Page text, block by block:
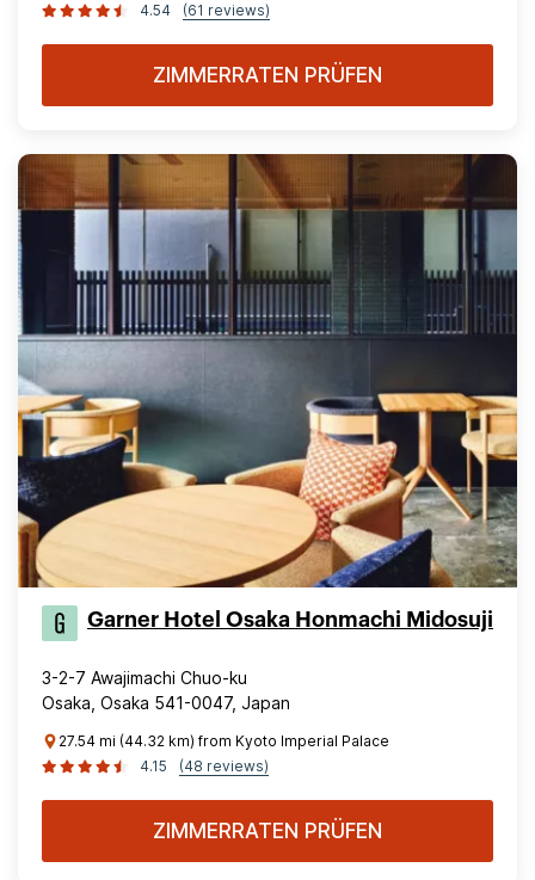
4.54
(61 reviews)
ZIMMERRATEN PRÜFEN
Garner Hotel Osaka Honmachi Midosuji
3-2-7 Awajimachi Chuo-ku
Osaka, Osaka 541-0047, Japan
27.54 mi (44.32 km) from Kyoto Imperial Palace
4.15
(48 reviews)
ZIMMERRATEN PRÜFEN